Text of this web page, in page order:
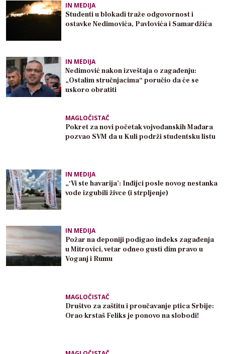
IN MEDIJA
Studenti u blokadi traže odgovornost i
ostavke Nedimovića, Pavlovića i Samardžića
IN MEDIJA
Nedimović nakon izveštaja o zagađenju:
„Ostalim stručnjacima“ poručio da će se
uskoro obratiti
MAGLOČISTAČ
Pokret za novi početak vojvođanskih Mađara
pozvao SVM da u Kuli podrži studentsku listu
IN MEDIJA
„‘Vi ste havarija’: Inđijci posle novog nestanka
vode izgubili živce (i strpljenje)
IN MEDIJA
Požar na deponiji podigao indeks zagađenja
u Mitrovici, vetar odneo gusti dim pravo u
Voganj i Rumu
MAGLOČISTAČ
Društvo za zaštitu i proučavanje ptica Srbije:
Orao krstaš Feliks je ponovo na slobodi!